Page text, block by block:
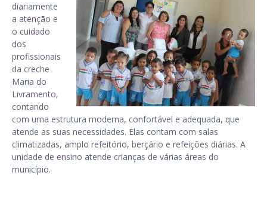
diariamente
a atenção e
o cuidado
dos
profissionais
da creche
Maria do
Livramento,
contando
com uma estrutura moderna, confortável e adequada, que
atende as suas necessidades. Elas contam com salas
climatizadas, amplo refeitório, berçário e refeições diárias. A
unidade de ensino atende crianças de várias áreas do
município.